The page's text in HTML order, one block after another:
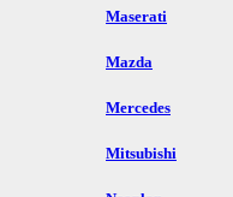
Maserati
Mazda
Mercedes
Mitsubishi